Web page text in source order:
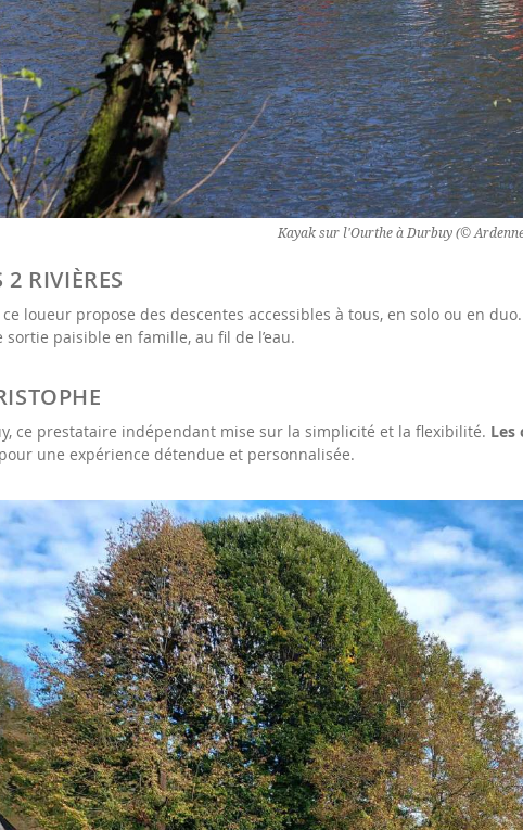
Kayak sur l'Ourthe à Durbuy (©
2 RIVIÈRES
ce loueur propose des descentes accessibles à tous, en solo ou en duo.
paisible en famille, au fil de l’eau.
ce prestataire indépendant mise sur la simplicité et la flexibilité. Les
une expérience détendue et personnalisée.